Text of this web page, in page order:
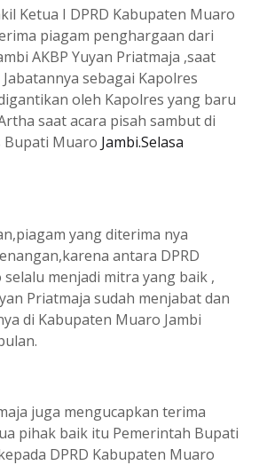
Ketua I DPRD Kabupaten Muaro
piagam penghargaan dari
AKBP Yuyan Priatmaja ,saat
sebagai Kapolres
oleh Kapolres yang baru
saat acara pisah sambut di
Bupati Muaro Jambi.Selasa
yang diterima nya
antara DPRD
menjadi mitra yang baik ,
Priatmaja sudah menjabat dan
di Kabupaten Muaro Jambi
juga mengucapkan terima
pihak baik itu Pemerintah Bupati
DPRD Kabupaten Muaro